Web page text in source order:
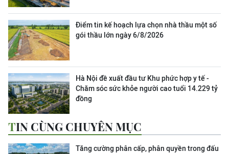
Điểm tin kế hoạch lựa chọn nhà thầu một số
gói thầu lớn ngày 6/8/2026
Hà Nội đề xuất đầu tư Khu phức hợp y tế -
Chăm sóc sức khỏe người cao tuổi 14.229 tỷ
đồng
TIN CÙNG CHUYÊN MỤC
Tăng cường phân cấp, phân quyền trong đấu